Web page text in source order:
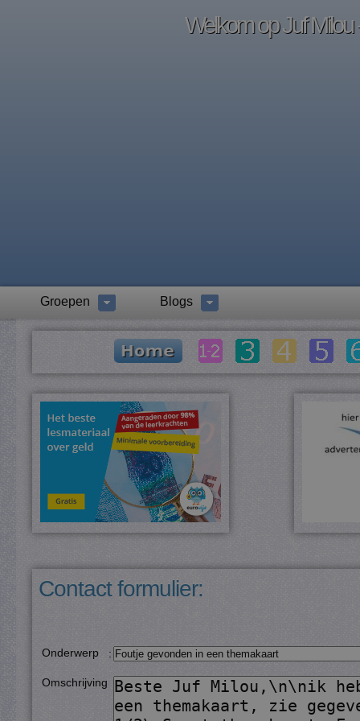
Welkom op Juf Milou
Groepen Blogs
Contact formulier:
Onderwerp :
Omschrijving